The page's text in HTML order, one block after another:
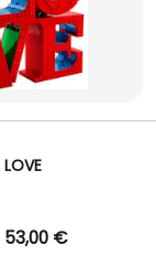
LOVE
53,00 €